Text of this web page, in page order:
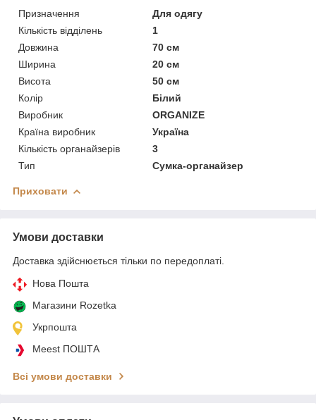
Призначення
Для одягу
Кількість відділень
1
Довжина
70 см
Ширина
20 см
Висота
50 см
Колір
Білий
Виробник
ORGANIZE
Країна виробник
Україна
Кількість органайзерів
3
Тип
Сумка-органайзер
Приховати
Умови доставки
Доставка здійснюється тільки по передоплаті.
Нова Пошта
Магазини Rozetka
Укрпошта
Meest ПОШТА
Всі умови доставки